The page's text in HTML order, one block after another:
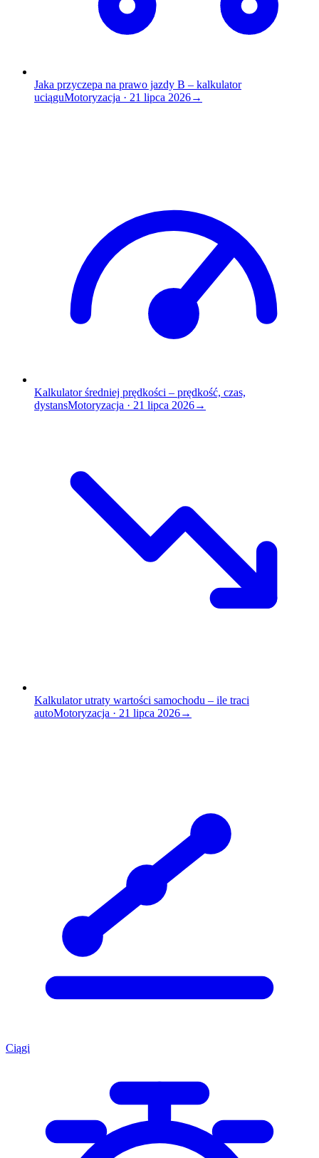
Jaka przyczepa na prawo jazdy B – kalkulator
uciąguMotoryzacja · 21 lipca 2026→
Kalkulator średniej prędkości – prędkość, czas,
dystansMotoryzacja · 21 lipca 2026→
Kalkulator utraty wartości samochodu – ile traci
autoMotoryzacja · 21 lipca 2026→
Ciągi